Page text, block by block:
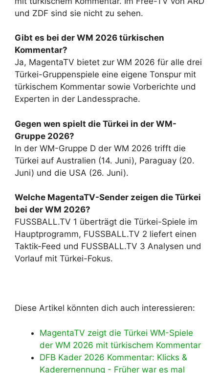
und ZDF sind sie nicht zu sehen.
Gibt es bei der WM 2026 türkischen
Kommentar?
Ja, MagentaTV bietet zur WM 2026 für alle drei
Türkei-Gruppenspiele eine eigene Tonspur mit
türkischem Kommentar sowie Vorberichte und
Experten in der Landessprache.
Gegen wen spielt die Türkei in der WM-
Gruppe 2026?
In der WM-Gruppe D der WM 2026 trifft die
Türkei auf Australien (14. Juni), Paraguay (20.
Juni) und die USA (26. Juni).
Welche MagentaTV-Sender zeigen die Türkei
bei der WM 2026?
FUSSBALL.TV 1 überträgt die Türkei-Spiele im
Hauptprogramm, FUSSBALL.TV 2 liefert einen
Taktik-Feed und FUSSBALL.TV 3 Analysen und
Vorlauf mit Türkei-Fokus.
Diese Artikel könnten dich auch interessieren:
MagentaTV zeigt die Türkei WM-Spiele
der WM 2026 mit türkischem Kommentar
DFB Kader 2026 Kommentar: Klicks &
Kaderernennung - Früher war es mal